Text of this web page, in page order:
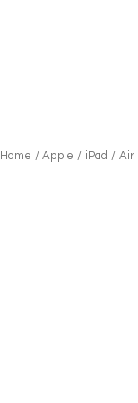
Home /Apple / iPad / Air